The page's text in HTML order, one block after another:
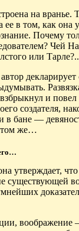
на вранье.
в том, как она
Почему
Чей
или
декларирует
и повел
создателя,
в бане —
том же…
утверждает, что
существующей
воображение